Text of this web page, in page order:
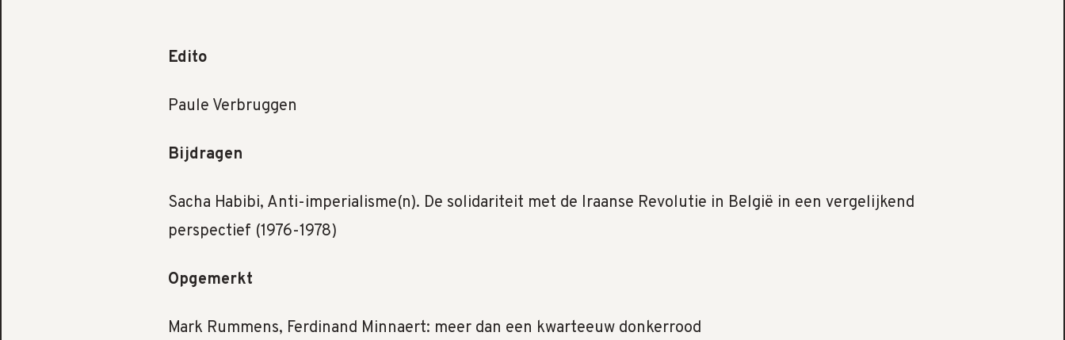
Edito
Paule Verbruggen
Bijdragen
Sacha Habibi, Anti-imperialisme(n). De solidariteit met de Iraanse Revolutie in België in een vergelijkend
perspectief (1976-1978)
Opgemerkt
Mark Rummens, Ferdinand Minnaert: meer dan een kwarteeuw donkerrood